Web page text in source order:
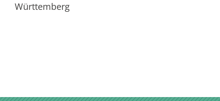
Württemberg